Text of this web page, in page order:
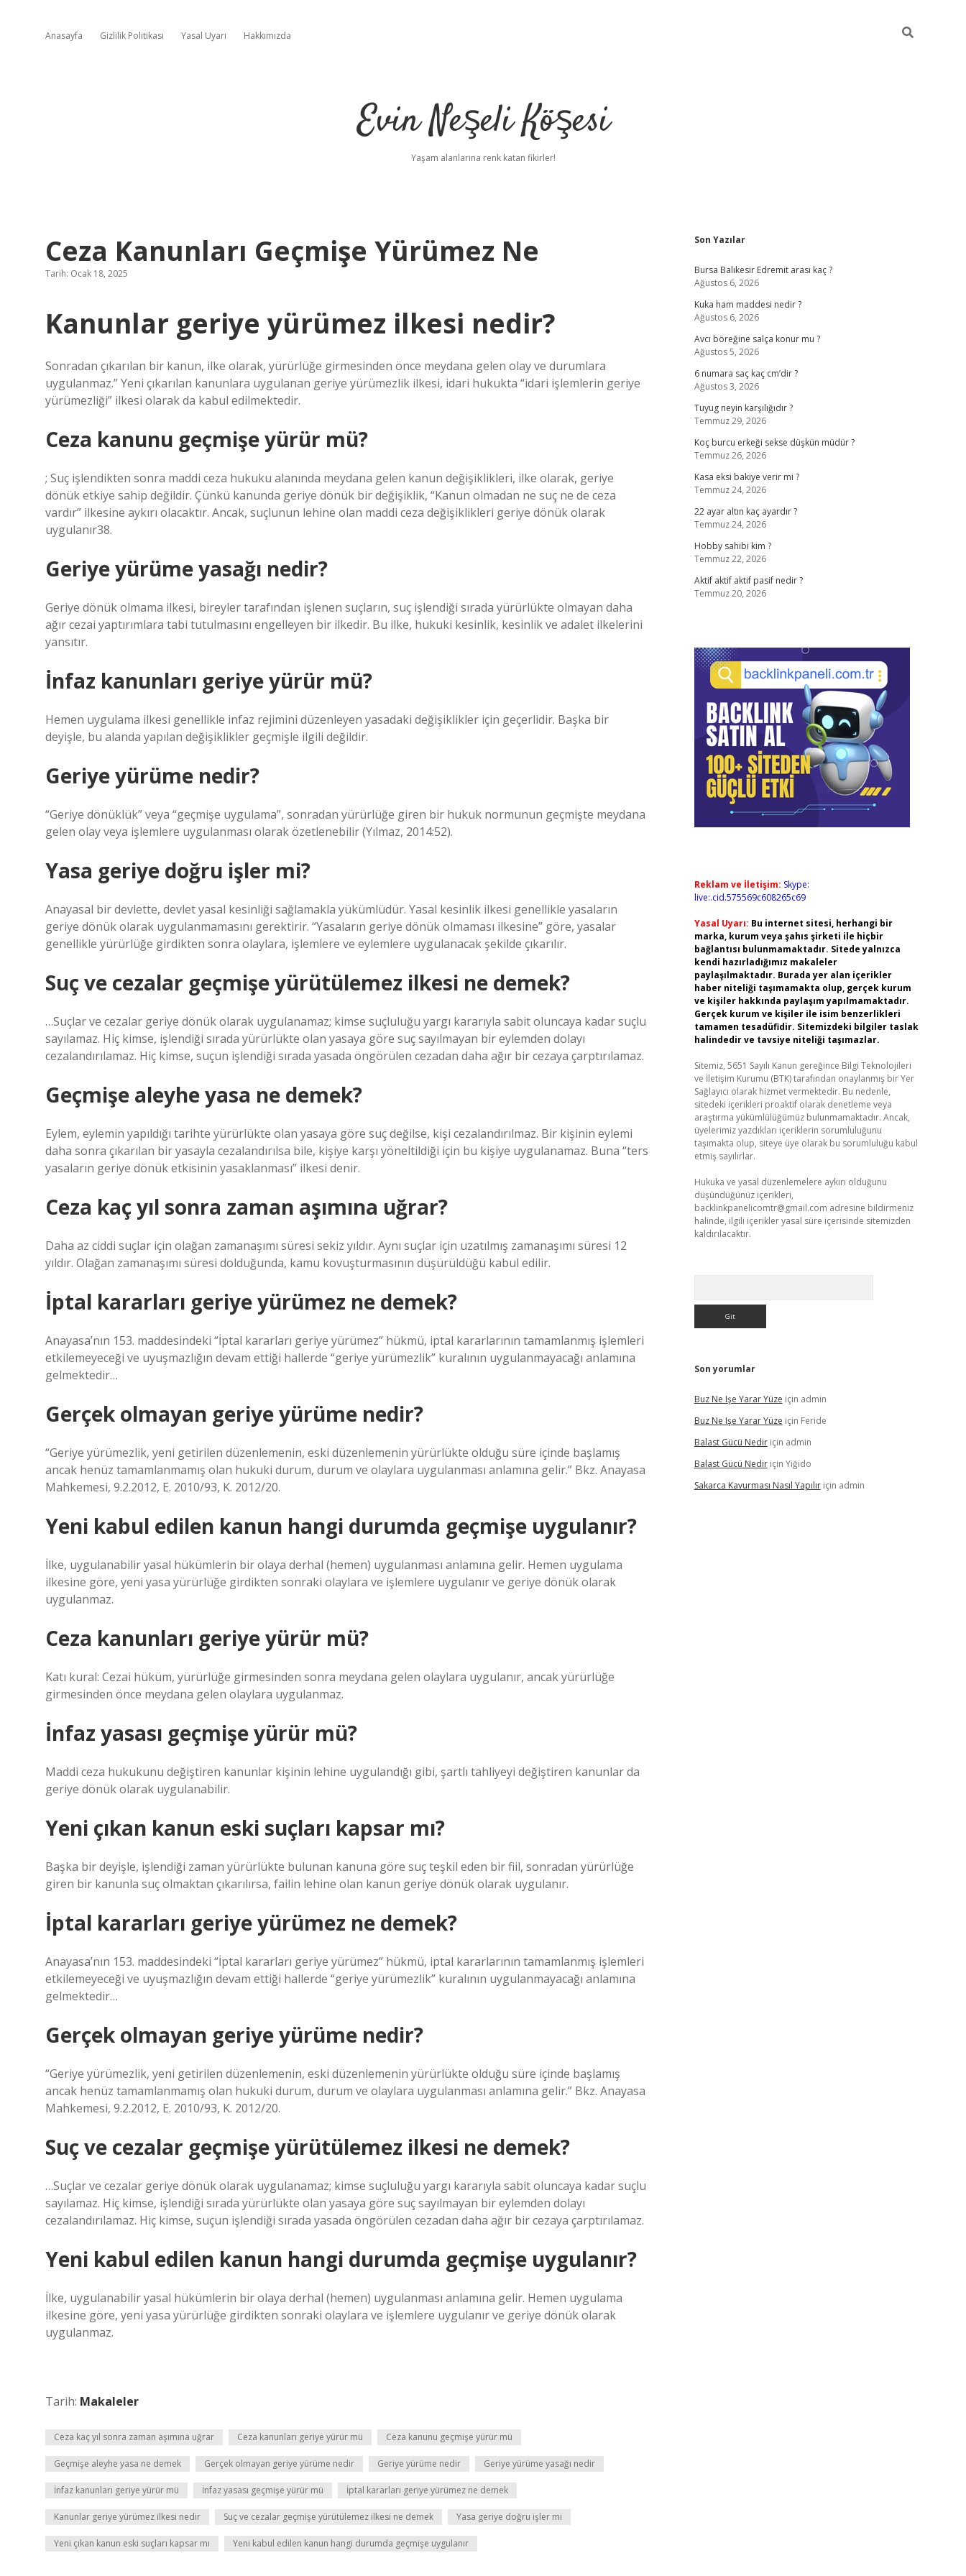
Anasayfa Gizlilik Politikası Yasal Uyarı Hakkımızda
Evin Neşeli Köşesi
Yaşam alanlarına renk katan fikirler!
Ceza Kanunları Geçmişe Yürümez Ne
Tarih: Ocak 18, 2025
Kanunlar geriye yürümez ilkesi nedir?
Sonradan çıkarılan bir kanun, ilke olarak, yürürlüğe girmesinden önce meydana gelen olay ve durumlara
uygulanmaz.” Yeni çıkarılan kanunlara uygulanan geriye yürümezlik ilkesi, idari hukukta “idari işlemlerin geriye
yürümezliği” ilkesi olarak da kabul edilmektedir.
Ceza kanunu geçmişe yürür mü?
; Suç işlendikten sonra maddi ceza hukuku alanında meydana gelen kanun değişiklikleri, ilke olarak, geriye
dönük etkiye sahip değildir. Çünkü kanunda geriye dönük bir değişiklik, “Kanun olmadan ne suç ne de ceza
vardır” ilkesine aykırı olacaktır. Ancak, suçlunun lehine olan maddi ceza değişiklikleri geriye dönük olarak
uygulanır38.
Geriye yürüme yasağı nedir?
Geriye dönük olmama ilkesi, bireyler tarafından işlenen suçların, suç işlendiği sırada yürürlükte olmayan daha
ağır cezai yaptırımlara tabi tutulmasını engelleyen bir ilkedir. Bu ilke, hukuki kesinlik, kesinlik ve adalet ilkelerini
yansıtır.
İnfaz kanunları geriye yürür mü?
Hemen uygulama ilkesi genellikle infaz rejimini düzenleyen yasadaki değişiklikler için geçerlidir. Başka bir
deyişle, bu alanda yapılan değişiklikler geçmişle ilgili değildir.
Geriye yürüme nedir?
“Geriye dönüklük” veya “geçmişe uygulama”, sonradan yürürlüğe giren bir hukuk normunun geçmişte meydana
gelen olay veya işlemlere uygulanması olarak özetlenebilir (Yılmaz, 2014:52).
Yasa geriye doğru işler mi?
Anayasal bir devlette, devlet yasal kesinliği sağlamakla yükümlüdür. Yasal kesinlik ilkesi genellikle yasaların
geriye dönük olarak uygulanmamasını gerektirir. “Yasaların geriye dönük olmaması ilkesine” göre, yasalar
genellikle yürürlüğe girdikten sonra olaylara, işlemlere ve eylemlere uygulanacak şekilde çıkarılır.
Suç ve cezalar geçmişe yürütülemez ilkesi ne demek?
…Suçlar ve cezalar geriye dönük olarak uygulanamaz; kimse suçluluğu yargı kararıyla sabit oluncaya kadar suçlu
sayılamaz. Hiç kimse, işlendiği sırada yürürlükte olan yasaya göre suç sayılmayan bir eylemden dolayı
cezalandırılamaz. Hiç kimse, suçun işlendiği sırada yasada öngörülen cezadan daha ağır bir cezaya çarptırılamaz.
Geçmişe aleyhe yasa ne demek?
Eylem, eylemin yapıldığı tarihte yürürlükte olan yasaya göre suç değilse, kişi cezalandırılmaz. Bir kişinin eylemi
daha sonra çıkarılan bir yasayla cezalandırılsa bile, kişiye karşı yöneltildiği için bu kişiye uygulanamaz. Buna “ters
yasaların geriye dönük etkisinin yasaklanması” ilkesi denir.
Ceza kaç yıl sonra zaman aşımına uğrar?
Daha az ciddi suçlar için olağan zamanaşımı süresi sekiz yıldır. Aynı suçlar için uzatılmış zamanaşımı süresi 12
yıldır. Olağan zamanaşımı süresi dolduğunda, kamu kovuşturmasının düşürüldüğü kabul edilir.
İptal kararları geriye yürümez ne demek?
Anayasa’nın 153. maddesindeki “İptal kararları geriye yürümez” hükmü, iptal kararlarının tamamlanmış işlemleri
etkilemeyeceği ve uyuşmazlığın devam ettiği hallerde “geriye yürümezlik” kuralının uygulanmayacağı anlamına
gelmektedir…
Gerçek olmayan geriye yürüme nedir?
“Geriye yürümezlik, yeni getirilen düzenlemenin, eski düzenlemenin yürürlükte olduğu süre içinde başlamış
ancak henüz tamamlanmamış olan hukuki durum, durum ve olaylara uygulanması anlamına gelir.” Bkz. Anayasa
Mahkemesi, 9.2.2012, E. 2010/93, K. 2012/20.
Yeni kabul edilen kanun hangi durumda geçmişe uygulanır?
İlke, uygulanabilir yasal hükümlerin bir olaya derhal (hemen) uygulanması anlamına gelir. Hemen uygulama
ilkesine göre, yeni yasa yürürlüğe girdikten sonraki olaylara ve işlemlere uygulanır ve geriye dönük olarak
uygulanmaz.
Ceza kanunları geriye yürür mü?
Katı kural: Cezai hüküm, yürürlüğe girmesinden sonra meydana gelen olaylara uygulanır, ancak yürürlüğe
girmesinden önce meydana gelen olaylara uygulanmaz.
İnfaz yasası geçmişe yürür mü?
Maddi ceza hukukunu değiştiren kanunlar kişinin lehine uygulandığı gibi, şartlı tahliyeyi değiştiren kanunlar da
geriye dönük olarak uygulanabilir.
Yeni çıkan kanun eski suçları kapsar mı?
Başka bir deyişle, işlendiği zaman yürürlükte bulunan kanuna göre suç teşkil eden bir fiil, sonradan yürürlüğe
giren bir kanunla suç olmaktan çıkarılırsa, failin lehine olan kanun geriye dönük olarak uygulanır.
İptal kararları geriye yürümez ne demek?
Anayasa’nın 153. maddesindeki “İptal kararları geriye yürümez” hükmü, iptal kararlarının tamamlanmış işlemleri
etkilemeyeceği ve uyuşmazlığın devam ettiği hallerde “geriye yürümezlik” kuralının uygulanmayacağı anlamına
gelmektedir…
Gerçek olmayan geriye yürüme nedir?
“Geriye yürümezlik, yeni getirilen düzenlemenin, eski düzenlemenin yürürlükte olduğu süre içinde başlamış
ancak henüz tamamlanmamış olan hukuki durum, durum ve olaylara uygulanması anlamına gelir.” Bkz. Anayasa
Mahkemesi, 9.2.2012, E. 2010/93, K. 2012/20.
Suç ve cezalar geçmişe yürütülemez ilkesi ne demek?
…Suçlar ve cezalar geriye dönük olarak uygulanamaz; kimse suçluluğu yargı kararıyla sabit oluncaya kadar suçlu
sayılamaz. Hiç kimse, işlendiği sırada yürürlükte olan yasaya göre suç sayılmayan bir eylemden dolayı
cezalandırılamaz. Hiç kimse, suçun işlendiği sırada yasada öngörülen cezadan daha ağır bir cezaya çarptırılamaz.
Yeni kabul edilen kanun hangi durumda geçmişe uygulanır?
İlke, uygulanabilir yasal hükümlerin bir olaya derhal (hemen) uygulanması anlamına gelir. Hemen uygulama
ilkesine göre, yeni yasa yürürlüğe girdikten sonraki olaylara ve işlemlere uygulanır ve geriye dönük olarak
uygulanmaz.
Tarih: Makaleler
Ceza kaç yıl sonra zaman aşımına uğrar Ceza kanunları geriye yürür mü Ceza kanunu geçmişe yürür mü
Geçmişe aleyhe yasa ne demek Gerçek olmayan geriye yürüme nedir Geriye yürüme nedir Geriye yürüme yasağı nedir
İnfaz kanunları geriye yürür mü İnfaz yasası geçmişe yürür mü İptal kararları geriye yürümez ne demek
Kanunlar geriye yürümez ilkesi nedir Suç ve cezalar geçmişe yürütülemez ilkesi ne demek Yasa geriye doğru işler mi
Yeni çıkan kanun eski suçları kapsar mı Yeni kabul edilen kanun hangi durumda geçmişe uygulanır
Sidebar
Son Yazılar
Bursa Balıkesir Edremit arası kaç ?
Ağustos 6, 2026
Kuka ham maddesi nedir ?
Ağustos 6, 2026
Avcı böreğine salça konur mu ?
Ağustos 5, 2026
6 numara saç kaç cm’dir ?
Ağustos 3, 2026
Tuyug neyin karşılığıdır ?
Temmuz 29, 2026
Koç burcu erkeği sekse düşkün müdür ?
Temmuz 26, 2026
Kasa eksi bakiye verir mi ?
Temmuz 24, 2026
22 ayar altın kaç ayardır ?
Temmuz 24, 2026
Hobby sahibi kim ?
Temmuz 22, 2026
Aktif aktif aktif pasif nedir ?
Temmuz 20, 2026
Reklam ve İletişim: Skype:
live:.cid.575569c608265c69
Yasal Uyarı: Bu internet sitesi, herhangi bir
marka, kurum veya şahıs şirketi ile hiçbir
bağlantısı bulunmamaktadır. Sitede yalnızca
kendi hazırladığımız makaleler
paylaşılmaktadır. Burada yer alan içerikler
haber niteliği taşımamakta olup, gerçek kurum
ve kişiler hakkında paylaşım yapılmamaktadır.
Gerçek kurum ve kişiler ile isim benzerlikleri
tamamen tesadüfidir. Sitemizdeki bilgiler taslak
halindedir ve tavsiye niteliği taşımazlar.
Sitemiz, 5651 Sayılı Kanun gereğince Bilgi Teknolojileri
ve İletişim Kurumu (BTK) tarafından onaylanmış bir Yer
Sağlayıcı olarak hizmet vermektedir. Bu nedenle,
sitedeki içerikleri proaktif olarak denetleme veya
araştırma yükümlülüğümüz bulunmamaktadır. Ancak,
üyelerimiz yazdıkları içeriklerin sorumluluğunu
taşımakta olup, siteye üye olarak bu sorumluluğu kabul
etmiş sayılırlar.
Hukuka ve yasal düzenlemelere aykırı olduğunu
düşündüğünüz içerikleri,
backlinkpanelicomtr@gmail.com adresine bildirmeniz
halinde, ilgili içerikler yasal süre içerisinde sitemizden
kaldırılacaktır.
Son yorumlar
Buz Ne Işe Yarar Yüze için admin
Buz Ne Işe Yarar Yüze için Feride
Balast Gücü Nediriçin admin
Balast Gücü Nediriçin Yiğido
Sakarca Kavurması Nasıl Yapılıriçin admin